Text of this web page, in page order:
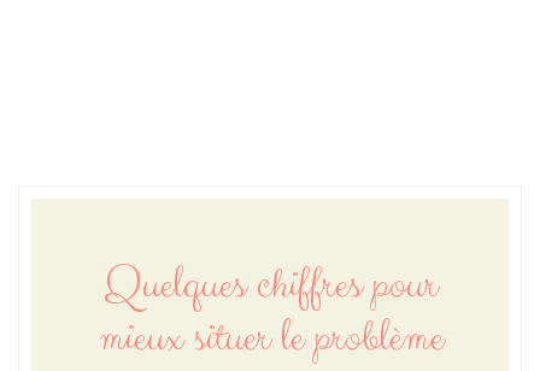
Quelques chiffres pour
mieux situer le problème